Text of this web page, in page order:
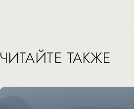
ЧИТАЙТЕ ТАКЖЕ